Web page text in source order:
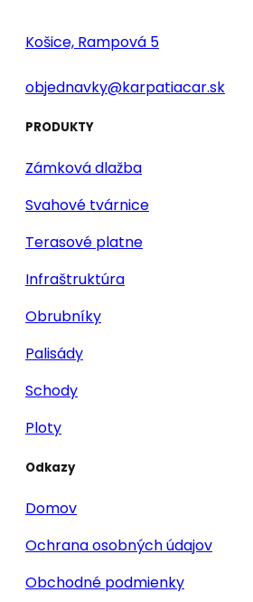
Košice, Rampová 5
objednavky@karpatiacar.sk
PRODUKTY
Zámková dlažba
Svahové tvárnice
Terasové platne
Infraštruktúra
Obrubníky
Palisády
Schody
Ploty
Odkazy
Domov
Ochrana osobných údajov
Obchodné podmienky